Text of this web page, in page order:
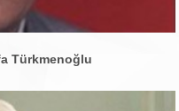
Türkmenoğlu